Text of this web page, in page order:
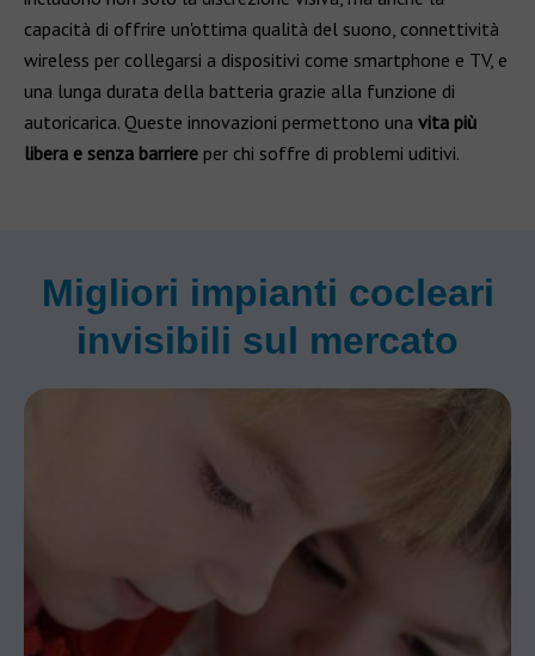
capacità di offrire un'ottima qualità del suono, connettività
wireless per collegarsi a dispositivi come smartphone e TV, e
una lunga durata della batteria grazie alla funzione di
autoricarica. Queste innovazioni permettono una vita più
libera e senza barriere per chi soffre di problemi uditivi.
Migliori impianti cocleari
invisibili sul mercato